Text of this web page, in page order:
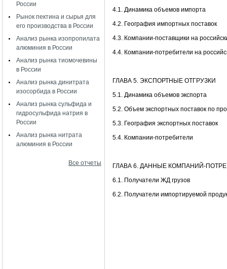
России
Рынок пектина и сырья для
его производства в России
Анализ рынка изопропилата
алюминия в России
Анализ рынка тиомочевины
в России
Анализ рынка динитрата
изосорбида в России
Анализ рынка сульфида и
гидросульфида натрия в
России
Анализ рынка нитрата
алюминия в России
Все отчеты
4.1. Динамика объемов импорта
4.2. География импортных поставок
4.3. Компании-поставщики на
4.4. Компании-потребители на
ГЛАВА 5. ЭКСПОРТНЫЕ ОТГРУЗКИ
5.1. Динамика объемов экспорта
5.2. Объем экспортных поставок по
5.3. География экспортных поставок
5.4. Компании-потребители
ГЛАВА 6. ДАННЫЕ КОМПАНИЙ-
6.1. Получатели ЖД грузов
6.2. Получатели импортируемой